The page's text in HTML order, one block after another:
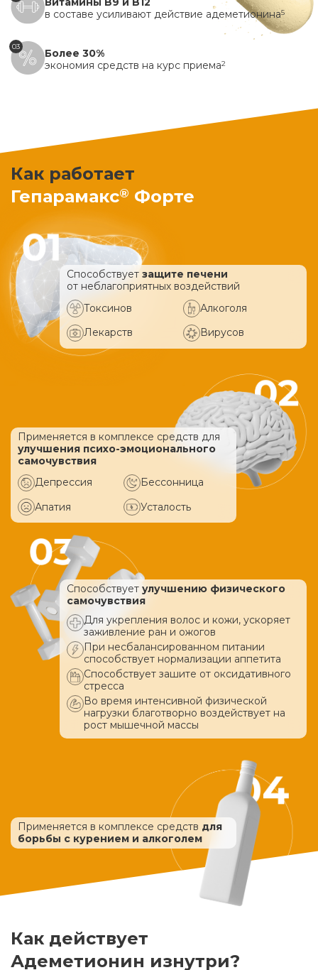
в составе усиливают действие адеметионина5
03
Более 30%
экономия средств на курс приема2
Как работает
Гепарамакс® Форте
Способствует защите печени
от неблагоприятных воздействий
Токсинов
Алкоголя
Лекарств
Вирусов
Применяется в комплексе средств для
улучшения психо-эмоционального
самочувствия
Депрессия
Бессонница
Апатия
Усталость
Способствует улучшению физического
самочувствия
Для укрепления волос и кожи, ускоряет
заживление ран и ожогов
При несбалансированном питании
способствует нормализации аппетита
Способствует зашите от оксидативного
стресса
Во время интенсивной физической
нагрузки благотворно воздействует на
рост мышечной массы
Применяется в комплексе средств для
борьбы с курением и алкоголем
Как действует
Адеметионин изнутри?